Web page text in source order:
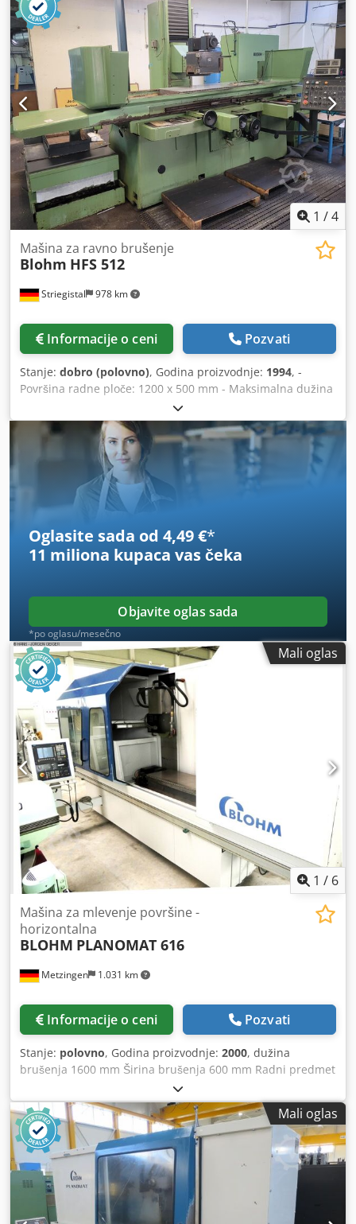
1 /4
Striegistal 978 km
Mašina za ravno brušenje
Blohm HFS 512
Informacije o ceni Pozvati
Stanje: dobro (polovno), Godina proizvodnje: 1994, -
Površina radne ploče: 1200 x 500 mm - Maksimalna dužina
brušenja: 1200 mm - Maksimalna širina brušenja: 500 mm
Chodpfx Anszl Tmfsvsa
Oglasite sada od 4,49 €*
11 miliona kupaca vas čeka
Objavite oglas sada
*po oglasu/mesečno
Mali oglas
1 / 6
Metzingen 1.031 km
Mašina za mlevenje površine -
horizontalna
BLOHM PLANOMAT 616
Informacije o ceni Pozvati
Stanje: polovno, Godina proizvodnje: 2000, dužina
brušenja 1600 mm Širina brušenja 600 mm Radni predmet
Visina 500 mm Ukupna potreba za snagom 50 kV A N G E B
O T Možemo vam pružiti neobavezujuće informacije iz
skladišta, greške i prethodne prodaje Sva prava zadržana,
ponuda : B L O H M CNC – kontrolisana precizna mašina za
brušenje površina Tip PLANOMAT 616 sa SIEMENS –
Control 840 D Godina proizvodnje 2000 Fabrika – br. 14 67k
_____ _____ Površina brušenja 1.600 k 600 mm (!) Veličina
stola 2.000 k 600 Radna visina pod brusnim točkom cca.
150-500 mm Maks. uzdužno kretanje stola Ks 1.700 mm
Mali oglas